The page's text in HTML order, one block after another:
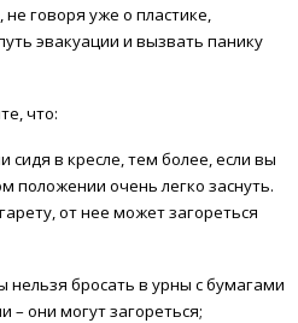
говоря уже о пластике,
эвакуации и вызвать панику
что:
сидя в кресле, тем более, если вы
положении очень легко заснуть.
от нее может загореться
бросать в урны с бумагами
они могут загореться;